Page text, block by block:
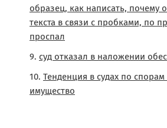
образец, как написать, почему
текста в связи с пробками, по
проспал
суд отказал в наложении
Тенденция в судах по
имущество